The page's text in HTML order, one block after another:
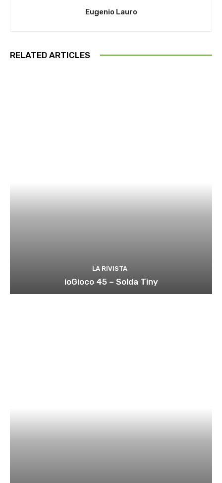
Eugenio Lauro
RELATED ARTICLES
LA RIVISTA
ioGioco 45 – Solda Tiny